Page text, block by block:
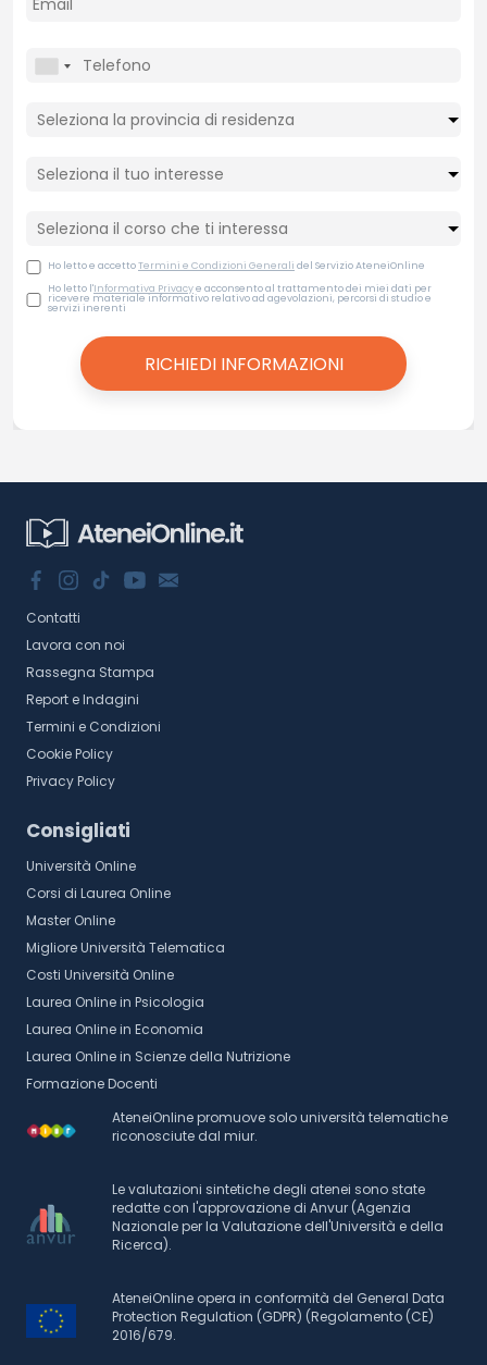
Ho letto e accettoTermini e Condizioni Generali del Servizio AteneiOnline
Ho letto l'Informativa Privacye acconsento al trattamento dei miei dati per
ricevere materiale informativo relativo ad agevolazioni, percorsi di studio e
servizi inerenti
Contatti
Lavora con noi
Rassegna Stampa
Report e Indagini
Termini e Condizioni
Cookie Policy
Privacy Policy
Consigliati
Università Online
Corsi di Laurea Online
Master Online
Migliore Università Telematica
Costi Università Online
Laurea Online in Psicologia
Laurea Online in Economia
Laurea Online in Scienze della Nutrizione
Formazione Docenti
AteneiOnline promuove solo università telematiche
riconosciute dal miur.
Le valutazioni sintetiche degli atenei sono state
redatte con l'approvazione di Anvur (Agenzia
Nazionale per la Valutazione dell'Università e della
Ricerca).
AteneiOnline opera in conformità del General Data
Protection Regulation (GDPR) (Regolamento (CE)
2016/679.